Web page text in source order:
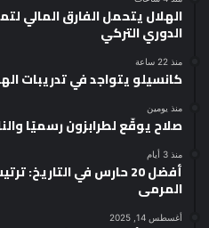
الهلال يتحمل الفارق المالي
الدوري التركي
منذ 22 ساعة
كانسيلو يتواجد في تدريبات
منذ يومين
صلاح يوقّع لطرابزون رسميًا
منذ 3 أيام
أفضل 20 حارس في
المرمى
أغسطس 14, 2025